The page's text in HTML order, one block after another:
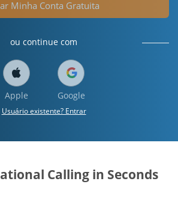
Minha Conta Gratuita
ou continue com
Apple Google
Usuário existente? Entrar
Calling in Seconds